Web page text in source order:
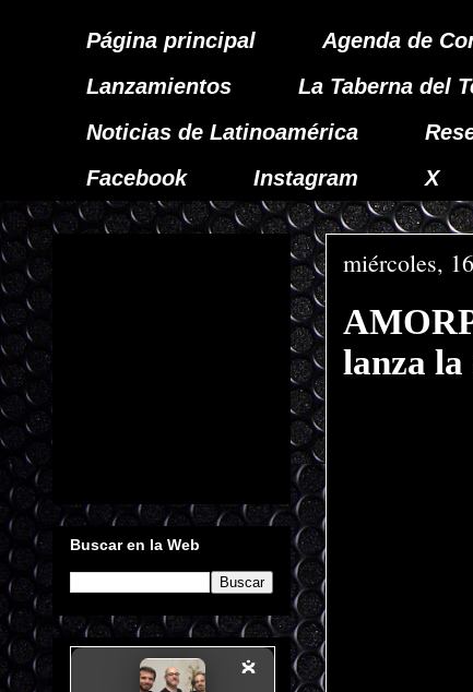
Página principal Agenda de
Lanzamientos
La Taberna del
Noticias de Latinoamérica
Facebook
Instagram X
miércoles,
lanza
Buscar en la Web